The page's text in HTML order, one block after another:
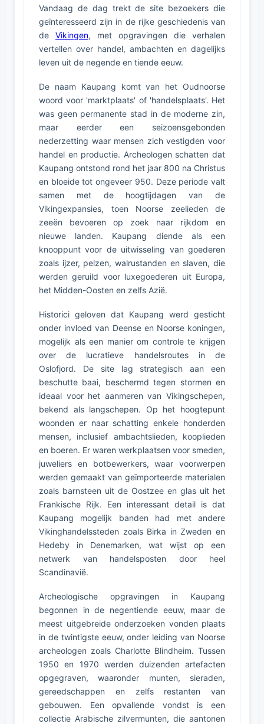
Vandaag de dag trekt de site bezoekers die
geïnteresseerd zijn in de rijke geschiedenis van
de Vikingen, met opgravingen die verhalen
vertellen over handel, ambachten en dagelijks
leven uit de negende en tiende eeuw.
De naam Kaupang komt van het Oudnoorse
woord voor 'marktplaats' of 'handelsplaats'. Het
was geen permanente stad in de moderne zin,
maar eerder een seizoensgebonden
nederzetting waar mensen zich vestigden voor
handel en productie. Archeologen schatten dat
Kaupang ontstond rond het jaar 800 na Christus
en bloeide tot ongeveer 950. Deze periode valt
samen met de hoogtijdagen van de
Vikingexpansies, toen Noorse zeelieden de
zeeën bevoeren op zoek naar rijkdom en
nieuwe landen. Kaupang diende als een
knooppunt voor de uitwisseling van goederen
zoals ijzer, pelzen, walrustanden en slaven, die
werden geruild voor luxegoederen uit Europa,
het Midden-Oosten en zelfs Azië.
Historici geloven dat Kaupang werd gesticht
onder invloed van Deense en Noorse koningen,
mogelijk als een manier om controle te krijgen
over de lucratieve handelsroutes in de
Oslofjord. De site lag strategisch aan een
beschutte baai, beschermd tegen stormen en
ideaal voor het aanmeren van Vikingschepen,
bekend als langschepen. Op het hoogtepunt
woonden er naar schatting enkele honderden
mensen, inclusief ambachtslieden, kooplieden
en boeren. Er waren werkplaatsen voor smeden,
juweliers en botbewerkers, waar voorwerpen
werden gemaakt van geïmporteerde materialen
zoals barnsteen uit de Oostzee en glas uit het
Frankische Rijk. Een interessant detail is dat
Kaupang mogelijk banden had met andere
Vikinghandelssteden zoals Birka in Zweden en
Hedeby in Denemarken, wat wijst op een
netwerk van handelsposten door heel
Scandinavië.
Archeologische opgravingen in Kaupang
begonnen in de negentiende eeuw, maar de
meest uitgebreide onderzoeken vonden plaats
in de twintigste eeuw, onder leiding van Noorse
archeologen zoals Charlotte Blindheim. Tussen
1950 en 1970 werden duizenden artefacten
opgegraven, waaronder munten, sieraden,
gereedschappen en zelfs restanten van
gebouwen. Een opvallende vondst is een
collectie Arabische zilvermunten, die aantonen